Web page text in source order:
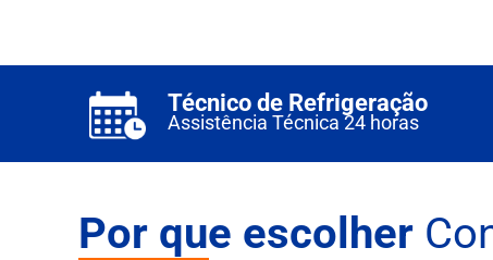
Técnico de Refrigeração
Assistência Técnica 24 horas
Por que escolher